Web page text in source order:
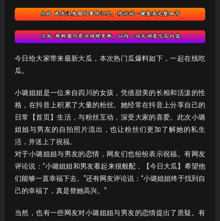
今日给大家带来最新大瓜，本次热门瓜爆料如下，一起在线吃
瓜。
小璐姐姐是一位来自四川的女孩，凭借甜美的长相和活泼的性
格，在抖音上积累了大量的粉丝。她经常在抖音上分享自己的
日常【首页】生活，与粉丝互动，深受大家的喜爱。此次小璐
姐姐与男友的自拍照片流出，也让粉丝们更加了解她的私生
活，并送上了祝福。
对于小璐姐姐与男友的恋情，网友们也纷纷表示祝福。有网友
评论说：“小璐姐姐和男友看起来很般配，【今日大瓜】希望他
们能够一直幸福下去。”还有网友评论说：“小璐姐姐终于找到自
己的幸福了，真是替她高兴。”
当然，也有一些网友对小璐姐姐与男友的恋情提出了质疑。有